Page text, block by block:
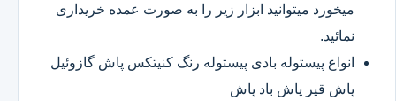
میخورد میتوانید ابزار زیر را به صورت عمده خریداری
نمائید.
انواع پیستوله بادی پیستوله رنگ کنیتکس پاش گازوئیل
پاش قیر پاش باد پاش